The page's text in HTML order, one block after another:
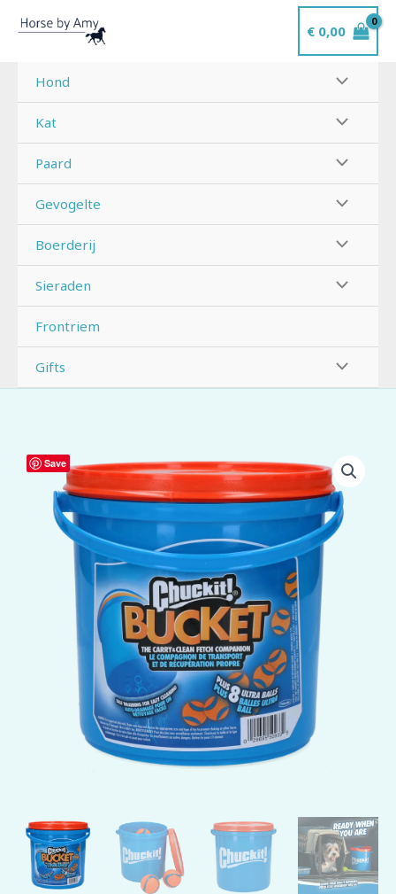
naar
inhoud
€0,00
Hond
Kat
Paard
Gevogelte
Boerderij
Sieraden
Frontriem
Gifts
Save
Chuckit!
Bucket
aantal